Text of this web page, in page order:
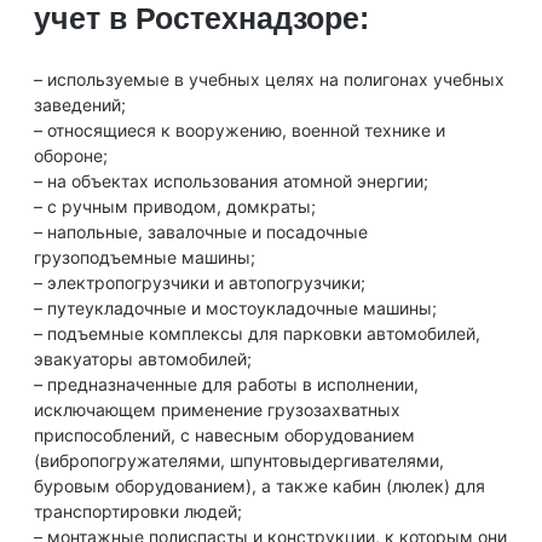
учет в Ростехнадзоре:
– используемые в учебных целях на полигонах учебных
заведений;
– относящиеся к вооружению, военной технике и
обороне;
– на объектах использования атомной энергии;
– с ручным приводом, домкраты;
– напольные, завалочные и посадочные
грузоподъемные машины;
– электропогрузчики и автопогрузчики;
– путеукладочные и мостоукладочные машины;
– подъемные комплексы для парковки автомобилей,
эвакуаторы автомобилей;
– предназначенные для работы в исполнении,
исключающем применение грузозахватных
приспособлений, с навесным оборудованием
(вибропогружателями, шпунтовыдергивателями,
буровым оборудованием), а также кабин (люлек) для
транспортировки людей;
– монтажные полиспасты и конструкции, к которым они